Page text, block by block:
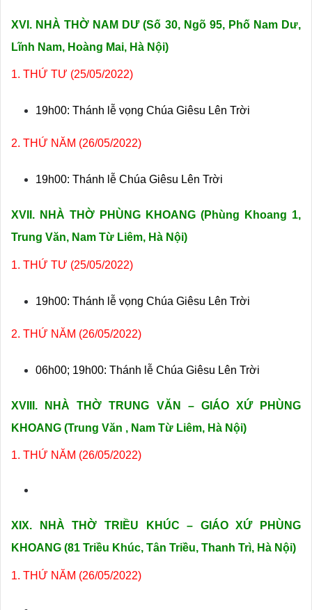
XVI. NHÀ THỜ NAM DƯ (Số 30, Ngõ 95, Phố Nam Dư,
Lĩnh Nam, Hoàng Mai, Hà Nội)
1. THỨ TƯ (25/05/2022)
19h00: Thánh lễ vọng Chúa Giêsu Lên Trời
2. THỨ NĂM (26/05/2022)
19h00: Thánh lễ Chúa Giêsu Lên Trời
XVII. NHÀ THỜ PHÙNG KHOANG (Phùng Khoang 1,
Trung Văn, Nam Từ Liêm, Hà Nội)
1. THỨ TƯ (25/05/2022)
19h00: Thánh lễ vọng Chúa Giêsu Lên Trời
2. THỨ NĂM (26/05/2022)
06h00; 19h00: Thánh lễ Chúa Giêsu Lên Trời
XVIII. NHÀ THỜ TRUNG VĂN – GIÁO XỨ PHÙNG
KHOANG (Trung Văn , Nam Từ Liêm, Hà Nội)
1. THỨ NĂM (26/05/2022)
XIX. NHÀ THỜ TRIỀU KHÚC – GIÁO XỨ PHÙNG
KHOANG (81 Triều Khúc, Tân Triều, Thanh Trì, Hà Nội)
1. THỨ NĂM (26/05/2022)